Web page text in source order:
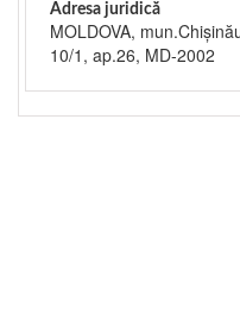
Adresa juridică
MOLDOVA,
10/1, ap.26, MD-2002